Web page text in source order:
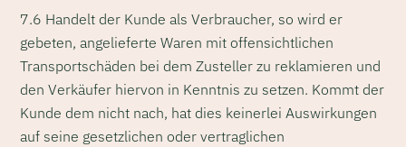
7.6 Handelt der Kunde als Verbraucher, so wird er
gebeten, angelieferte Waren mit offensichtlichen
Transportschäden bei dem Zusteller zu reklamieren und
den Verkäufer hiervon in Kenntnis zu setzen. Kommt der
Kunde dem nicht nach, hat dies keinerlei Auswirkungen
auf seine gesetzlichen oder vertraglichen